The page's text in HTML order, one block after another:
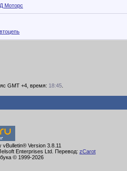
Моторс
GMT +4, время: 18:45.
vBulletin® Version 3.8.11
Enterprises Ltd. Перевод: zCarot
© 1999-2026